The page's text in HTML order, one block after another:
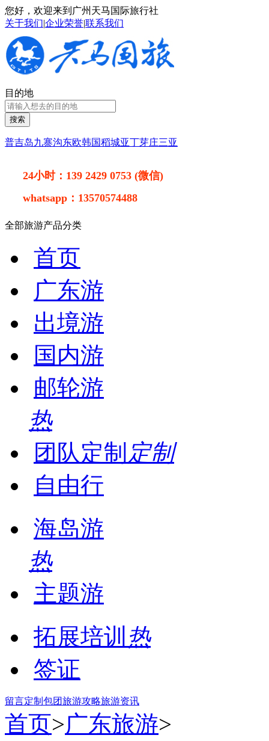
您好，欢迎来到广州天马国际旅行社
关于我们|企业荣誉|联系我们
目的地
搜索
普吉岛九寨沟东欧韩国稻城亚丁芽庄三亚
24小时： 139 2429 0753 (微信)
whatsapp： 13570574488
全部旅游产品分类
首页
广东游
出境游
国内游
邮轮游
热
团队定制 定制
自由行
海岛游
热
主题游
拓展培训 热
签证
留言定制包团旅游攻略旅游资讯
首页>广东旅游>